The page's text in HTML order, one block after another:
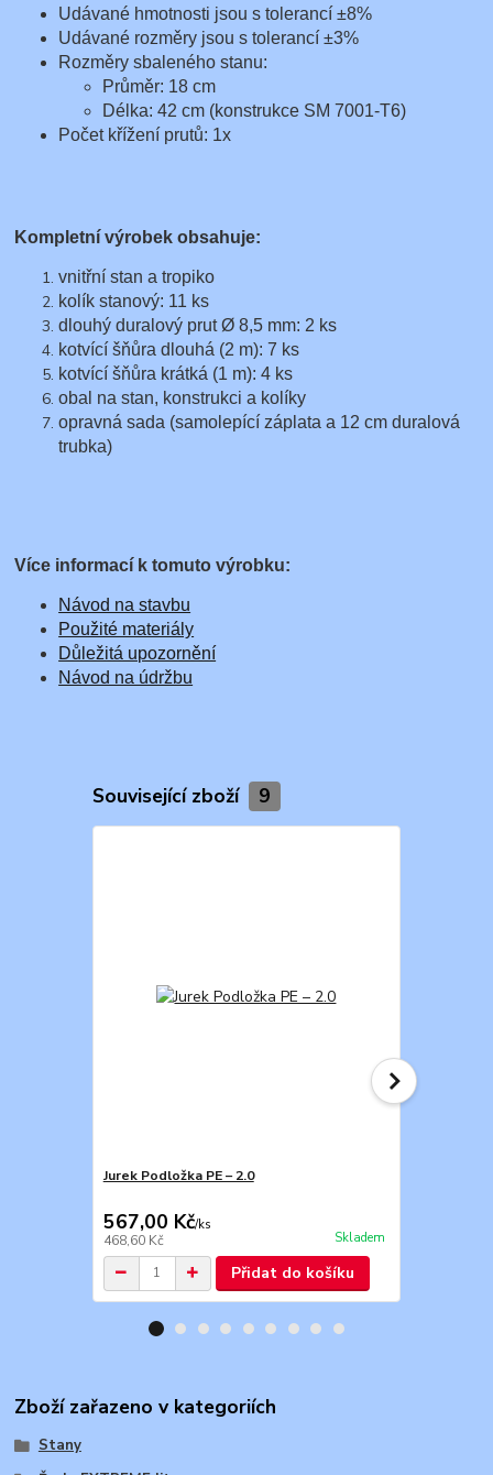
Udávané hmotnosti jsou s tolerancí ±8%
Udávané rozměry jsou s tolerancí ±3%
Rozměry sbaleného stanu:
Průměr: 18 cm
Délka: 42 cm (konstrukce SM 7001-T6)
Počet křížení prutů: 1x
Kompletní výrobek obsahuje:
vnitřní stan a tropiko
kolík stanový: 11 ks
dlouhý duralový prut Ø 8,5 mm: 2 ks
kotvící šňůra dlouhá (2 m): 7 ks
kotvící šňůra krátká (1 m): 4 ks
obal na stan, konstrukci a kolíky
opravná sada (samolepící záplata a 12 cm duralová
trubka)
Více informací k tomuto výrobku:
Návod na stavbu
Použité materiály
Důležitá upozornění
Návod na údržbu
Související zboží 9
Jurek Podložka PE – 2.0
567,00 Kč/ks
468,60 Kč Skladem
Přidat do košíku
Zboží zařazeno v kategoriích
Stany